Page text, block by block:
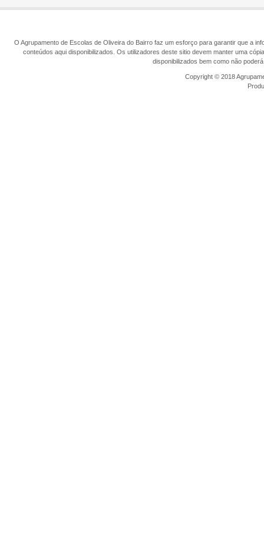
O Agrupamento de Escolas de Oliveira do Bairro faz um esforço para garantir que a
conteúdos aqui disponibilizados. Os utilizadores deste sitio devem manter uma
disponibilizados bem como não
Copyright © 2018